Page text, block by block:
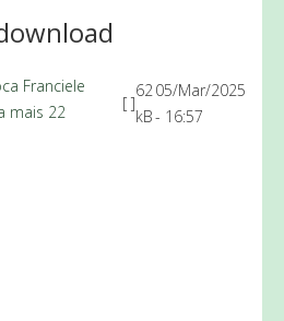
Franciele
mais 22
[ ]
62
kB
05/Mar/2025
- 16:57